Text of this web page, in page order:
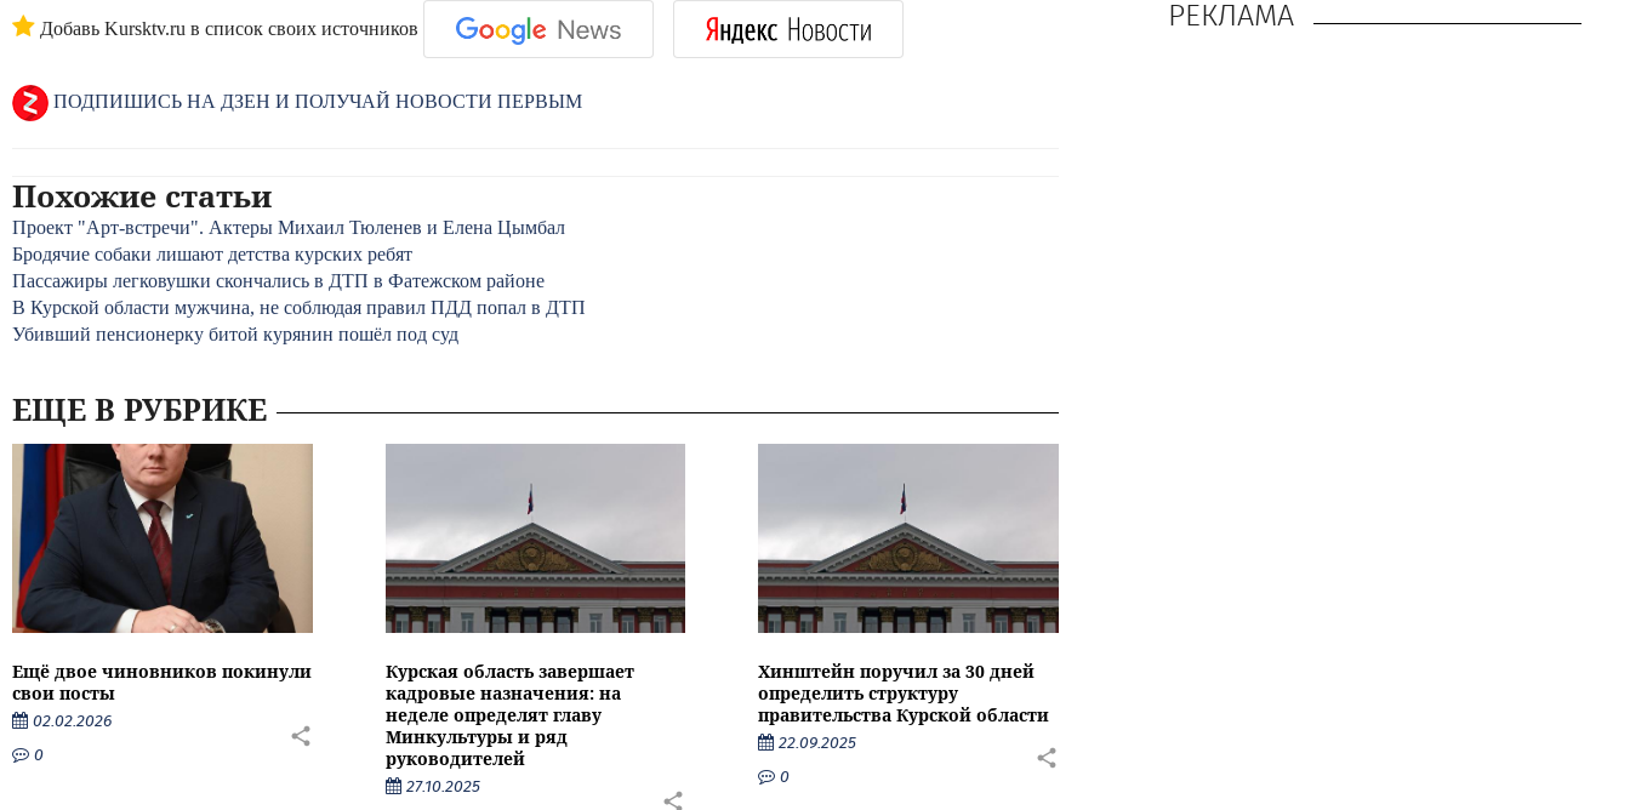
Добавь Kursktv.ru в список своих источников
ПОДПИШИСЬ НА ДЗЕН И ПОЛУЧАЙ НОВОСТИ ПЕРВЫМ
Похожие статьи
Проект "Арт-встречи". Актеры Михаил Тюленев и Елена Цымбал
Бродячие собаки лишают детства курских ребят
Пассажиры легковушки скончались в ДТП в Фатежском районе
В Курской области мужчина, не соблюдая правил ПДД попал в ДТП
Убивший пенсионерку битой курянин пошёл под суд
ЕЩЕ В РУБРИКЕ
Ещё двое чиновников покинули
свои посты
02.02.2026
0
Курская область завершает
кадровые назначения: на
неделе определят главу
Минкультуры и ряд
руководителей
27.10.2025
Хинштейн поручил за 30 дней
определить структуру
правительства Курской области
22.09.2025
0
РЕКЛАМА